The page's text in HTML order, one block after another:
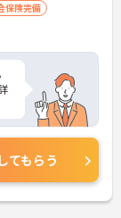
保険完備
てもらう